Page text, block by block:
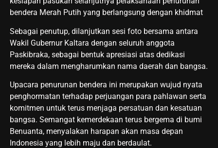
bendera Merah Putih yang berlangsung dengan khidmat
Sebagai penutup, dilanjutkan sesi foto bersama antara
Wakil Gubernur Kaltara dengan seluruh anggota
Paskibraka, sebagai bentuk apresiasi atas dedikasi
mereka dalam mengharumkan nama daerah dan bangsa.
Upacara penurunan bendera ini merupakan wujud nyata
penghormatan terhadap perjuangan para pahlawan serta
komitmen untuk terus menjaga persatuan dan kesatuan
bangsa. Semangat kemerdekaan terus bergema di bumi
Benuanta, menyalakan harapan akan masa depan
Indonesia yang lebih maju dan berdaulat.